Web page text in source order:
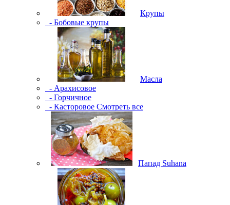
Крупы
- Бобовые крупы
Масла
- Арахисовое
- Горчичное
- Касторовое Смотреть все
Папад Suhana